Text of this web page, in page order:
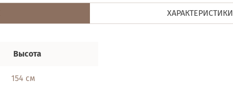
ХАРАКТЕРИСТИКИ
Высота
154 см